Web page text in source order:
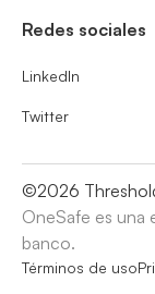
Redes sociales
LinkedIn
Twitter
©2026
OneSafe es una
banco.
Términos de uso